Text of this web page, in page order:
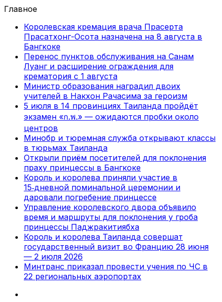
Главное
Королевская кремация врача Прасерта
Прасатхонг-Осота назначена на 8 августа в
Бангкоке
Перенос пунктов обслуживания на Санам
Луанг и расширение ограждения для
крематория с 1 августа
Министр образования наградил двоих
учителей в Накхон Рачасима за героизм
5 июля в 14 провинциях Таиланда пройдёт
экзамен «ก.พ.» — ожидаются пробки около
центров
Минобр и тюремная служба открывают классы
в тюрьмах Таиланда
Открыли приём посетителей для поклонения
праху принцессы в Бангкоке
Король и королева приняли участие в
15‑дневной поминальной церемонии и
даровали погребение принцессе
Управление королевского двора объявило
время и маршруты для поклонения у гроба
принцессы Паджракитиябха
Король и королева Таиланда совершат
государственный визит во Францию 28 июня
— 2 июля 2026
Минтранс приказал провести учения по ЧС в
22 региональных аэропортах